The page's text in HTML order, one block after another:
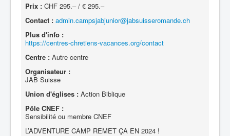
Prix : CHF 295.– / € 295.–
Contact : admin.campsjabjunior@jabsuisseromande.ch
Plus d'info :
https://centres-chretiens-vacances.org/contact
Centre : Autre centre
Organisateur :
JAB Suisse
Union d'églises : Action Biblique
Pôle CNEF :
Sensibilité ou membre CNEF
L’ADVENTURE CAMP REMET ÇA EN 2024 !